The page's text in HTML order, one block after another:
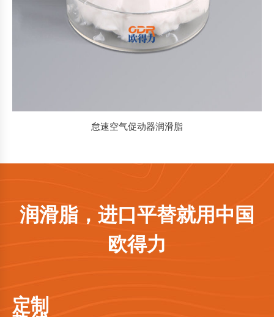
怠速空气促动器润滑脂
润滑脂，进口平替就用中国
欧得力
定制